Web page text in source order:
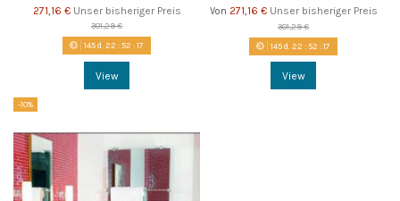
271,16 € Unser bisheriger Preis
301,29 €
145d. 22 :52 :17
View
Von 271,16 € Unser bisheriger Preis
301,29 €
145d. 22 :52 :17
View
-10%